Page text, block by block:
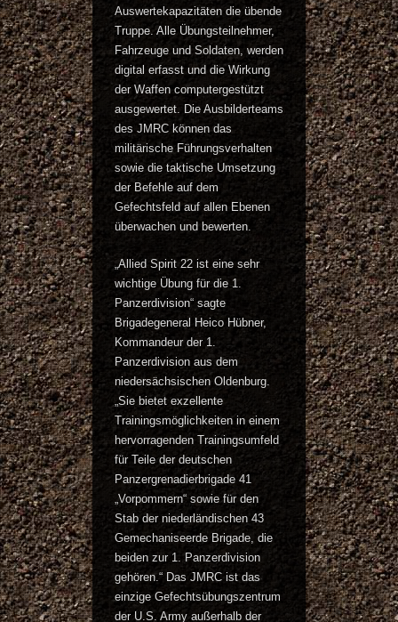
Auswertekapazitäten die übende
Truppe. Alle Übungsteilnehmer,
Fahrzeuge und Soldaten, werden
digital erfasst und die Wirkung
der Waffen computergestützt
ausgewertet. Die Ausbilderteams
des JMRC können das
militärische Führungsverhalten
sowie die taktische Umsetzung
der Befehle auf dem
Gefechtsfeld auf allen Ebenen
überwachen und bewerten.
„Allied Spirit 22 ist eine sehr
wichtige Übung für die 1.
Panzerdivision“ sagte
Brigadegeneral Heico Hübner,
Kommandeur der 1.
Panzerdivision aus dem
niedersächsischen Oldenburg.
„Sie bietet exzellente
Trainingsmöglichkeiten in einem
hervorragenden Trainingsumfeld
für Teile der deutschen
Panzergrenadierbrigade 41
„Vorpommern“ sowie für den
Stab der niederländischen 43
Gemechaniseerde Brigade, die
beiden zur 1. Panzerdivision
gehören.“ Das JMRC ist das
einzige Gefechtsübungszentrum
der U.S. Army außerhalb der